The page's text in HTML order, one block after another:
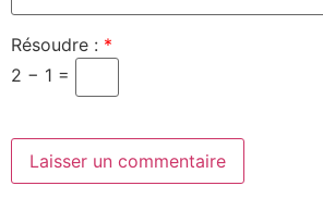
Résoudre : *
2 − 1 =